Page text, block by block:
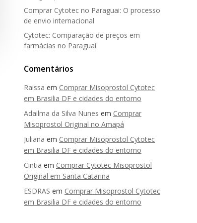
Comprar Cytotec no Paraguai: O processo
de envio internacional
Cytotec: Comparação de preços em
farmácias no Paraguai
Comentários
Raissa em Comprar Misoprostol Cytotec
em Brasilia DF e cidades do entorno
Adailma da Silva Nunes em Comprar
Misoprostol Original no Amapá
Juliana em Comprar Misoprostol Cytotec
em Brasilia DF e cidades do entorno
Cintia em Comprar Cytotec Misoprostol
Original em Santa Catarina
ESDRAS em Comprar Misoprostol Cytotec
em Brasilia DF e cidades do entorno